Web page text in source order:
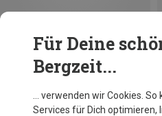
Du sparst 38%
Für Deine
Bergzeit...
… verwenden wir Cookies.
Services für Dich optimieren,